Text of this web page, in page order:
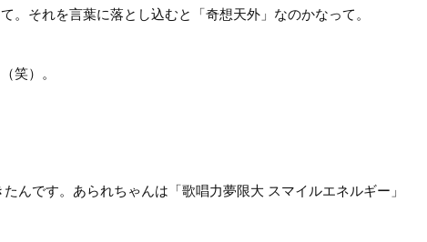
それを言葉に落とし込むと「奇想天外」なのかなって。
笑）。
んです。あられちゃんは「歌唱力夢限大 スマイルエネルギー」